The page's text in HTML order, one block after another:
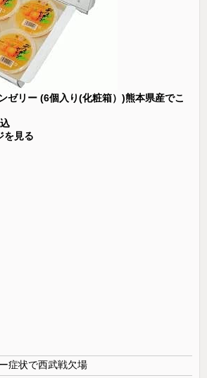
ゼリー (6個入り(化粧箱）)熊本県産でこ
を見る
症状で西武戦欠場